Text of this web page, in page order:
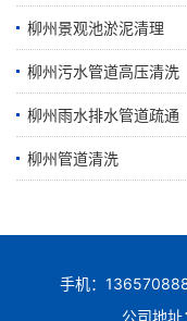
柳州景观池淤泥清理
柳州污水管道高压清洗
柳州雨水排水管道疏通
柳州管道清洗
手机：
公司地